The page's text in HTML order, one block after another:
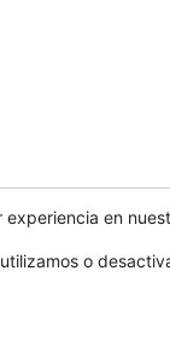
experiencia en
o